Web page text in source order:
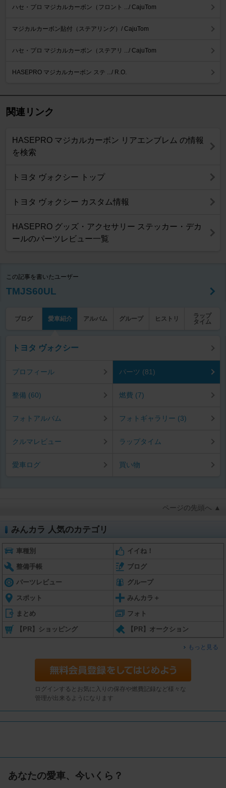
ハセ・プロ マジカルカーボン（フロント .../ CajuTom
マジカルカーボン貼付（ステアリング）/ CajuTom
ハセ・プロ マジカルカーボン（ステアリ .../ CajuTom
HASEPRO マジカルカーボン ステ .../ R.O.
関連リンク
HASEPRO マジカルカーボン リアエンブレム の情報
を検索
トヨタ ヴォクシー トップ
トヨタ ヴォクシー カスタム情報
HASEPRO グッズ・アクセサリー ステッカー・デカ
ールのパーツレビュー一覧
この記事を書いたユーザー
TMJS60UL
ブログ 愛車紹介 アルバム グループ ヒストリ
ラップ
タイム
トヨタ ヴォクシー
プロフィール パーツ (81)
整備 (60) 燃費 (7)
フォトアルバム フォトギャラリー (3)
クルマレビュー ラップタイム
愛車ログ 買い物
ページの先頭へ ▲
みんカラ 人気のカテゴリ
車種別 イイね！
整備手帳 ブログ
パーツレビュー グループ
スポット みんカラ＋
まとめ フォト
【PR】ショッピング 【PR】オークション
もっと見る
ログインするとお気に入りの保存や燃費記録など様々な
管理が出来るようになります
あなたの愛車、今いくら？